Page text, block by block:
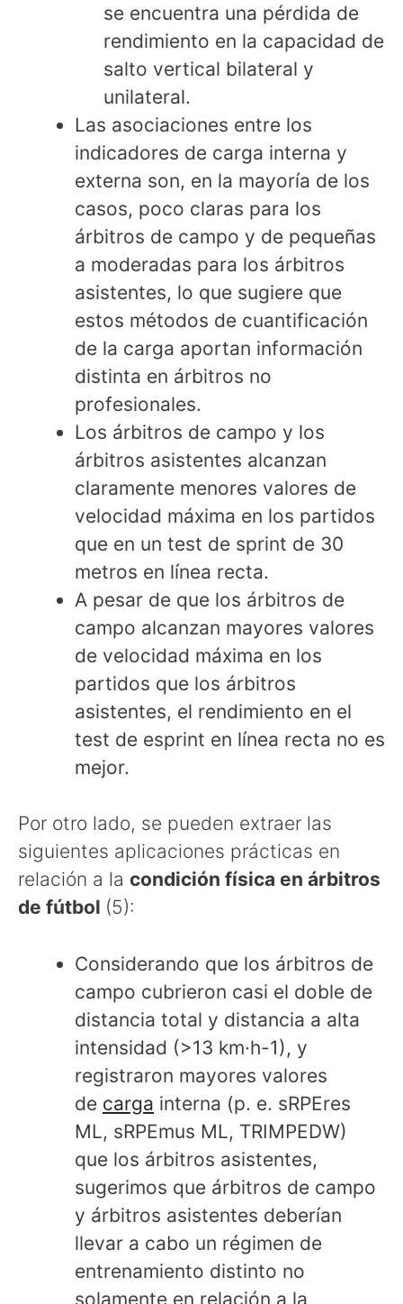
se encuentra una pérdida de
rendimiento en la capacidad de
salto vertical bilateral y
unilateral.
Las asociaciones entre los
indicadores de carga interna y
externa son, en la mayoría de los
casos, poco claras para los
árbitros de campo y de pequeñas
a moderadas para los árbitros
asistentes, lo que sugiere que
estos métodos de cuantificación
de la carga aportan información
distinta en árbitros no
profesionales.
Los árbitros de campo y los
árbitros asistentes alcanzan
claramente menores valores de
velocidad máxima en los partidos
que en un test de sprint de 30
metros en línea recta.
A pesar de que los árbitros de
campo alcanzan mayores valores
de velocidad máxima en los
partidos que los árbitros
asistentes, el rendimiento en el
test de esprint en línea recta no es
mejor.
Por otro lado, se pueden extraer las
siguientes aplicaciones prácticas en
relación a la condición física en árbitros
de fútbol (5):
Considerando que los árbitros de
campo cubrieron casi el doble de
distancia total y distancia a alta
intensidad (>13 km·h-1), y
registraron mayores valores
de carga interna (p. e. sRPEres
ML, sRPEmus ML, TRIMPEDW)
que los árbitros asistentes,
sugerimos que árbitros de campo
y árbitros asistentes deberían
llevar a cabo un régimen de
entrenamiento distinto no
solamente en relación a la